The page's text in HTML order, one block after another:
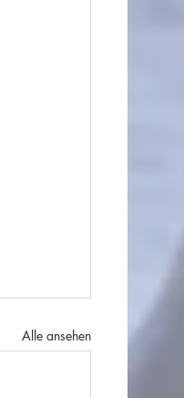
Alle ansehen